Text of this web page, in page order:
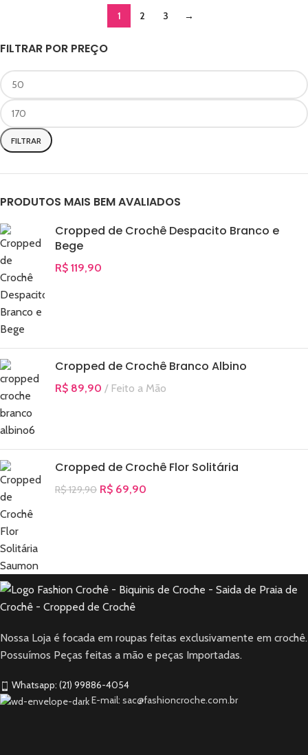
FILTRAR POR PREÇO
FILTRAR
PRODUTOS MAIS BEM AVALIADOS
Cropped de Crochê Despacito Branco e
Bege
R$ 119,90
Cropped de Crochê Branco Albino
R$ 89,90 Feito a Mão
Cropped de Crochê Flor Solitária
R$129,90 R$ 69,90
1 2 3 →
Nossa Loja é focada em roupas feitas exclusivamente em crochê.
Possuímos Peças feitas a mão e peças Importadas.
Whatsapp: (21) 99886-4054
E-mail: sac@fashioncroche.com.br